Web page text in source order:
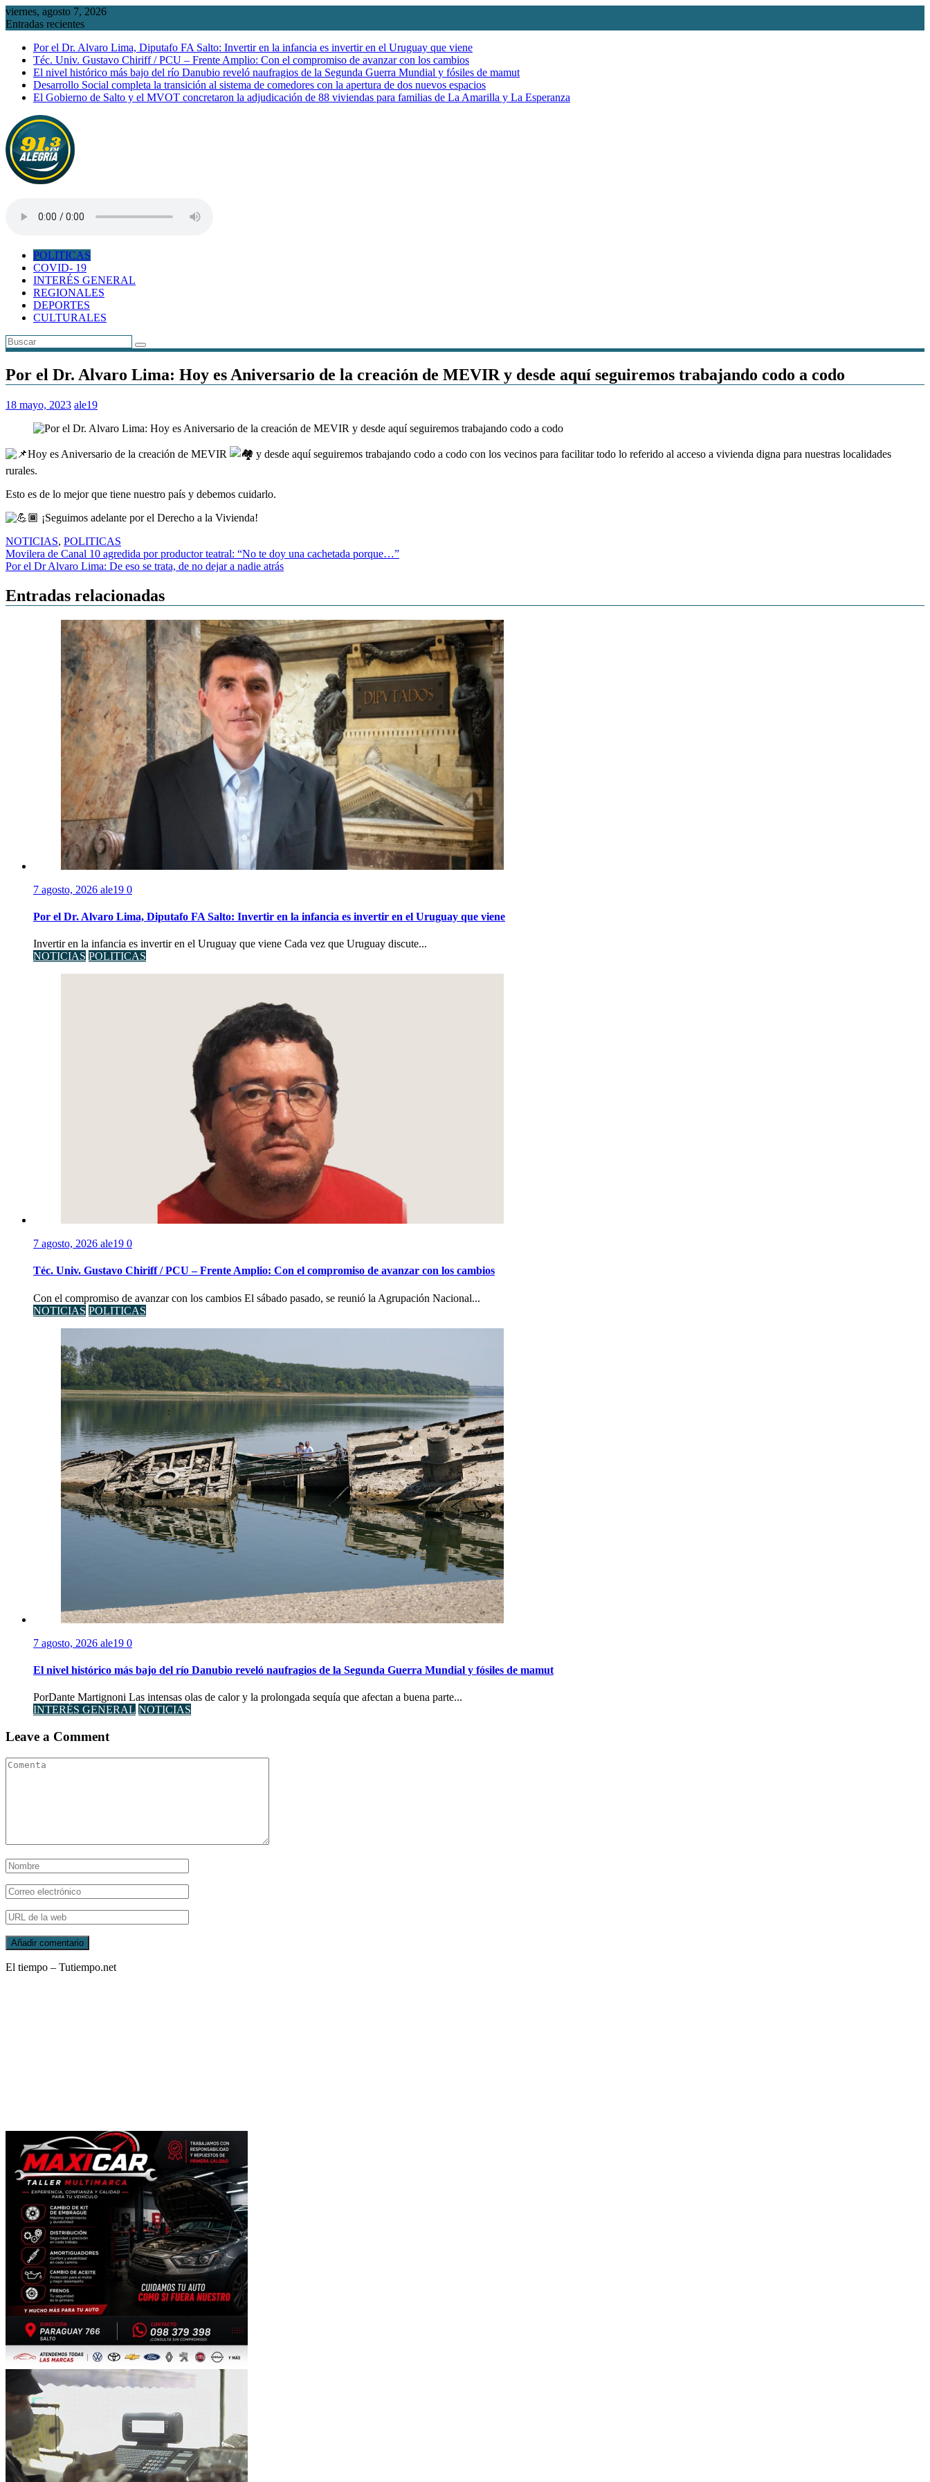
Saltar
al
viernes, agosto 7, 2026
Entradas recientes
Por el Dr. Alvaro Lima, Diputafo FA Salto: Invertir en la infancia es invertir en el Uruguay que viene
Téc. Univ. Gustavo Chiriff / PCU – Frente Amplio: Con el compromiso de avanzar con los cambios
El nivel histórico más bajo del río Danubio reveló naufragios de la Segunda Guerra Mundial y fósiles de mamut
Desarrollo Social completa la transición al sistema de comedores con la apertura de dos nuevos espacios
El Gobierno de Salto y el MVOT concretaron la adjudicación de 88 viviendas para familias de La Amarilla y La Esperanza
POLITICAS
COVID- 19
INTERÉS GENERAL
REGIONALES
DEPORTES
CULTURALES
Por el Dr. Alvaro Lima: Hoy es Aniversario de la creación de MEVIR y desde aquí seguiremos trabajando codo a codo
18 mayo, 2023 ale19
Hoy es Aniversario de la creación de MEVIR
y desde aquí seguiremos trabajando codo a codo con los vecinos para facilitar todo lo referido al acceso a vivienda digna para nuestras localidades
rurales.
Esto es de lo mejor que tiene nuestro país y debemos cuidarlo.
¡Seguimos adelante por el Derecho a la Vivienda!
NOTICIAS, POLITICAS
Navegación
de
entradas
Movilera de Canal 10 agredida por productor teatral: “No te doy una cachetada porque…”
Por el Dr Alvaro Lima: De eso se trata, de no dejar a nadie atrás
Entradas relacionadas
7 agosto, 2026 ale19 0
Por el Dr. Alvaro Lima, Diputafo FA Salto: Invertir en la infancia es invertir en el Uruguay que viene
Invertir en la infancia es invertir en el Uruguay que viene Cada vez que Uruguay discute...
NOTICIAS POLITICAS
7 agosto, 2026 ale19 0
Téc. Univ. Gustavo Chiriff / PCU – Frente Amplio: Con el compromiso de avanzar con los cambios
Con el compromiso de avanzar con los cambios El sábado pasado, se reunió la Agrupación Nacional...
NOTICIAS POLITICAS
7 agosto, 2026 ale19 0
El nivel histórico más bajo del río Danubio reveló naufragios de la Segunda Guerra Mundial y fósiles de mamut
PorDante Martignoni Las intensas olas de calor y la prolongada sequía que afectan a buena parte...
INTERÉS GENERAL NOTICIAS
Leave a Comment
El tiempo – Tutiempo.net